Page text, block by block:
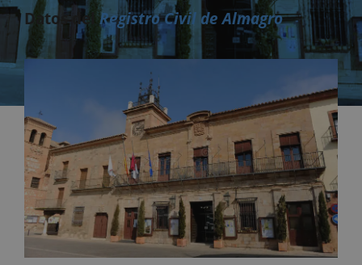
Datos delRegistro Civil de Almagro